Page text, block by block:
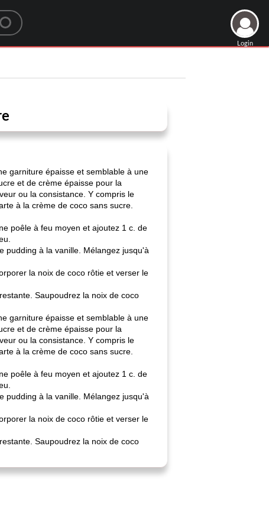
Login
garniture épaisse et semblable à une
et de crème épaisse pour la
ou la consistance. Y compris le
à la crème de coco sans sucre.
poêle à feu moyen et ajoutez 1 c. de
pudding à la vanille. Mélangez jusqu'à
la noix de coco rôtie et verser le
Saupoudrez la noix de coco
garniture épaisse et semblable à une
et de crème épaisse pour la
ou la consistance. Y compris le
à la crème de coco sans sucre.
poêle à feu moyen et ajoutez 1 c. de
pudding à la vanille. Mélangez jusqu'à
la noix de coco rôtie et verser le
Saupoudrez la noix de coco